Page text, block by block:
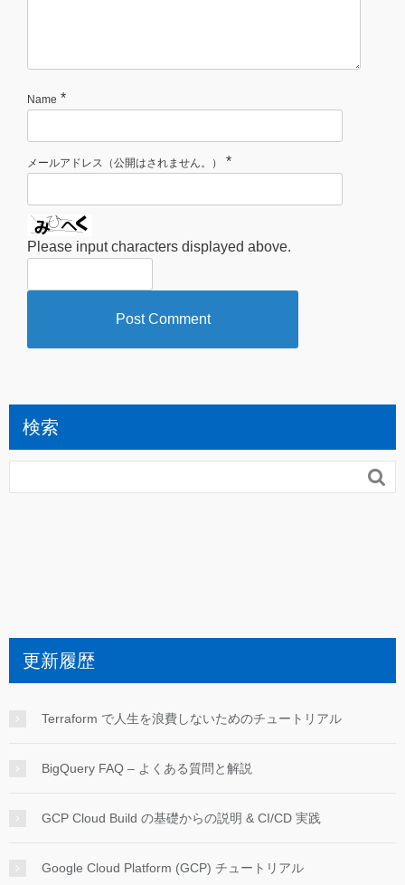
Name *
メールアドレス（公開はされません。） *
Please input characters displayed above.
検索

更新履歴
Terraform で人生を浪費しないためのチュートリアル
BigQuery FAQ – よくある質問と解説
GCP Cloud Build の基礎からの説明 & CI/CD 実践
Google Cloud Platform (GCP) チュートリアル